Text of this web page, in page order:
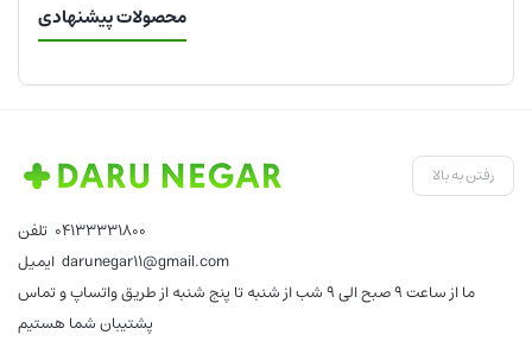
محصولات پیشنهادی
رفتن به بالا
04133331800
darunegar11@gmail.com
ما از ساعت 9 صبح الی 9 شب از شنبه تا پنج شنبه از طریق واتساپ و تماس
پشتیبان شما هستیم